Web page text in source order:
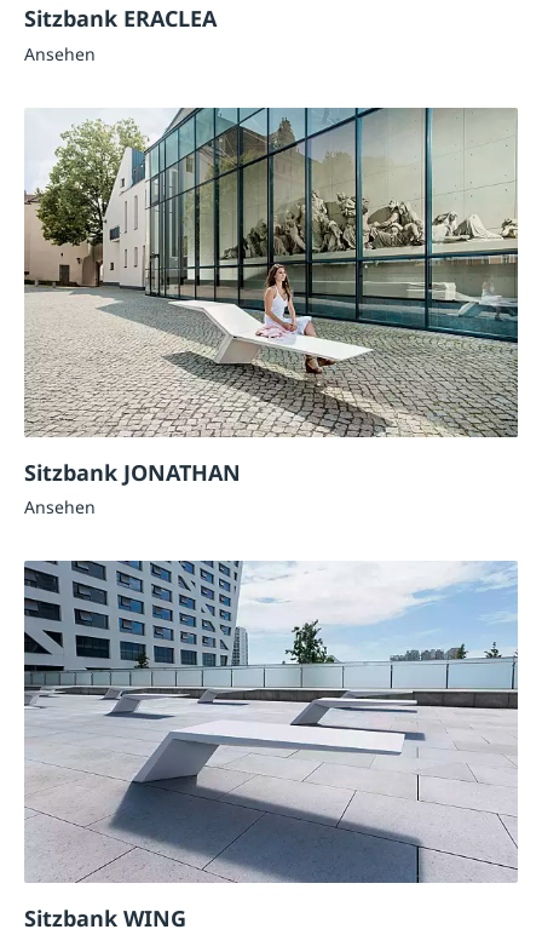
Sitzbank ERACLEA
Ansehen
Sitzbank JONATHAN
Ansehen
Sitzbank WING